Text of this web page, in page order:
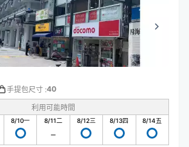
手提包尺寸 :40
利用可能時間
8/10一 8/11二 8/12三 8/13四 8/14五